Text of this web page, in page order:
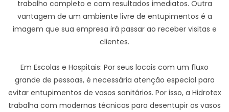
trabalho completo e com resultados imediatos. Outra
vantagem de um ambiente livre de entupimentos é a
imagem que sua empresa irá passar ao receber visitas e
clientes.
Em Escolas e Hospitais: Por seus locais com um fluxo
grande de pessoas, é necessária atenção especial para
evitar entupimentos de vasos sanitários. Por isso, a Hidrotex
trabalha com modernas técnicas para desentupir os vasos